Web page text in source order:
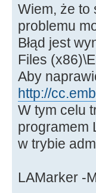
Wiem, że to
problemu
Błąd jest
Files
Aby
http://
W tym celu
programem
w trybie
LAMarker -